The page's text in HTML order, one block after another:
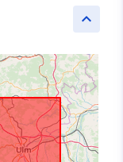
keyboard_arrow_up